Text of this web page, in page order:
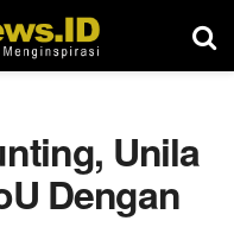
Unila
Dengan